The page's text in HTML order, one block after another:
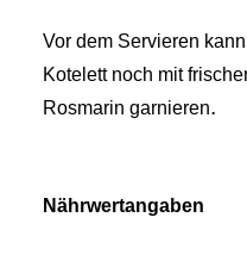
Vor dem Servieren
Kotelett noch mit
Rosmarin garnieren.
Nährwertangaben